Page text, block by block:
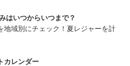
はいつからいつまで？
地域別にチェック！夏レジャーを計
カレンダー